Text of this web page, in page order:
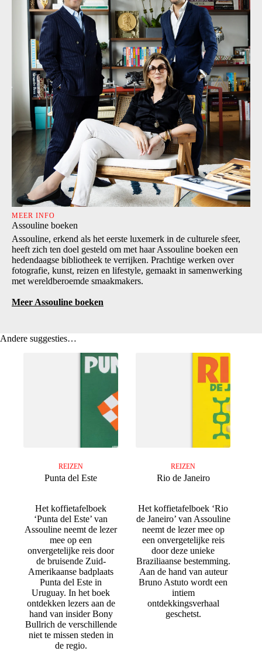
MEER INFO
Assouline boeken
Assouline, erkend als het eerste luxemerk in de culturele sfeer,
heeft zich ten doel gesteld om met haar Assouline boeken een
hedendaagse bibliotheek te verrijken. Prachtige werken over
fotografie, kunst, reizen en lifestyle, gemaakt in samenwerking
met wereldberoemde smaakmakers.
Meer Assouline boeken
Andere suggesties…
REIZEN
Punta del Este
Het koffietafelboek
‘Punta del Este’ van
Assouline neemt de lezer
mee op een
onvergetelijke reis door
de bruisende Zuid-
Amerikaanse badplaats
Punta del Este in
Uruguay. In het boek
ontdekken lezers aan de
hand van insider Bony
Bullrich de verschillende
niet te missen steden in
de regio.
REIZEN
Rio de Janeiro
Het koffietafelboek ‘Rio
de Janeiro’ van Assouline
neemt de lezer mee op
een onvergetelijke reis
door deze unieke
Braziliaanse bestemming.
Aan de hand van auteur
Bruno Astuto wordt een
intiem
ontdekkingsverhaal
geschetst.